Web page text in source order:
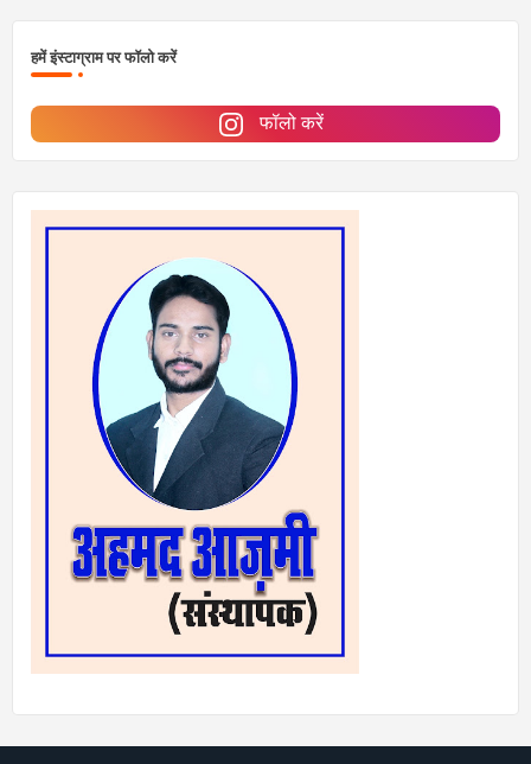
हमें इंस्टाग्राम पर फॉलो करें
फॉलो करें